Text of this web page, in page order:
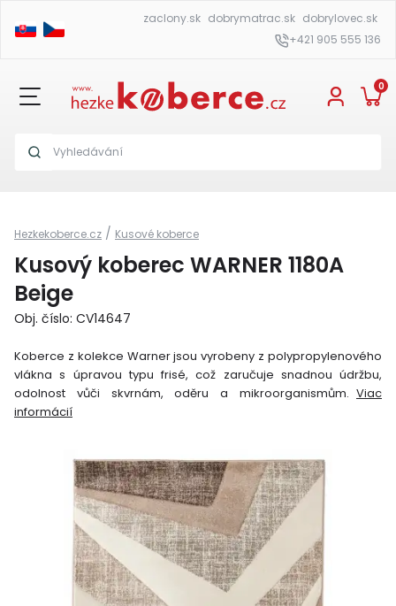
zaclony.sk dobrymatrac.sk dobrylovec.sk
+421 905 555 136
0
Hezkekoberce.cz / Kusové koberce
Kusový koberec WARNER 1180A
Beige
Obj. číslo: CV14647
Koberce z kolekce Warner jsou vyrobeny z polypropylenového
vlákna s úpravou typu frisé, což zaručuje snadnou údržbu,
odolnost vůči skvrnám, oděru a mikroorganismům. Viac
informácií